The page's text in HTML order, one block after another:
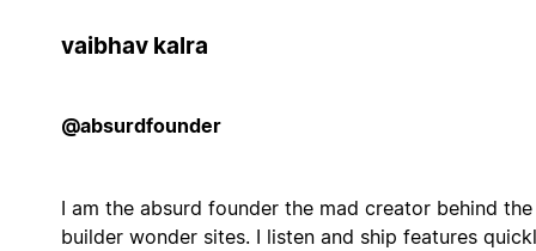
vaibhav kalra
@absurdfounder
I am the absurd founder the mad creator behind the
builder wonder sites. I listen and ship features